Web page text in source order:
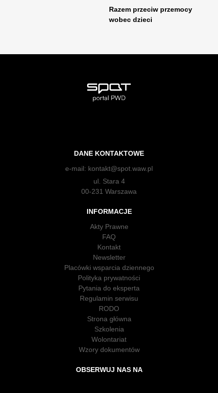
Razem przeciw przemocy
wobec dzieci
DANE KONTAKTOWE
e-mail: kontakt@spot.waw.pl
ul. Stara 4
00-231 Warszawa
INFORMACJE
Akty Prawne
FAQ
Kontakt
Newsletter
Placówki wsparcia dziennego
Polityka prywatności
Pytania do eksperta
Regulamin serwisu
RODO
Strona główna
Szkolenia
Wolontariat
Wzory dokumentów
OBSERWUJ NAS NA